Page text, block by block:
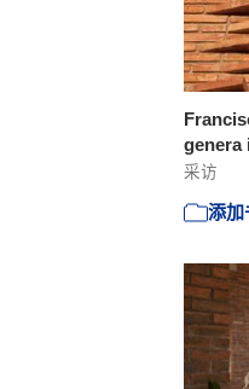
genera
采访
添加